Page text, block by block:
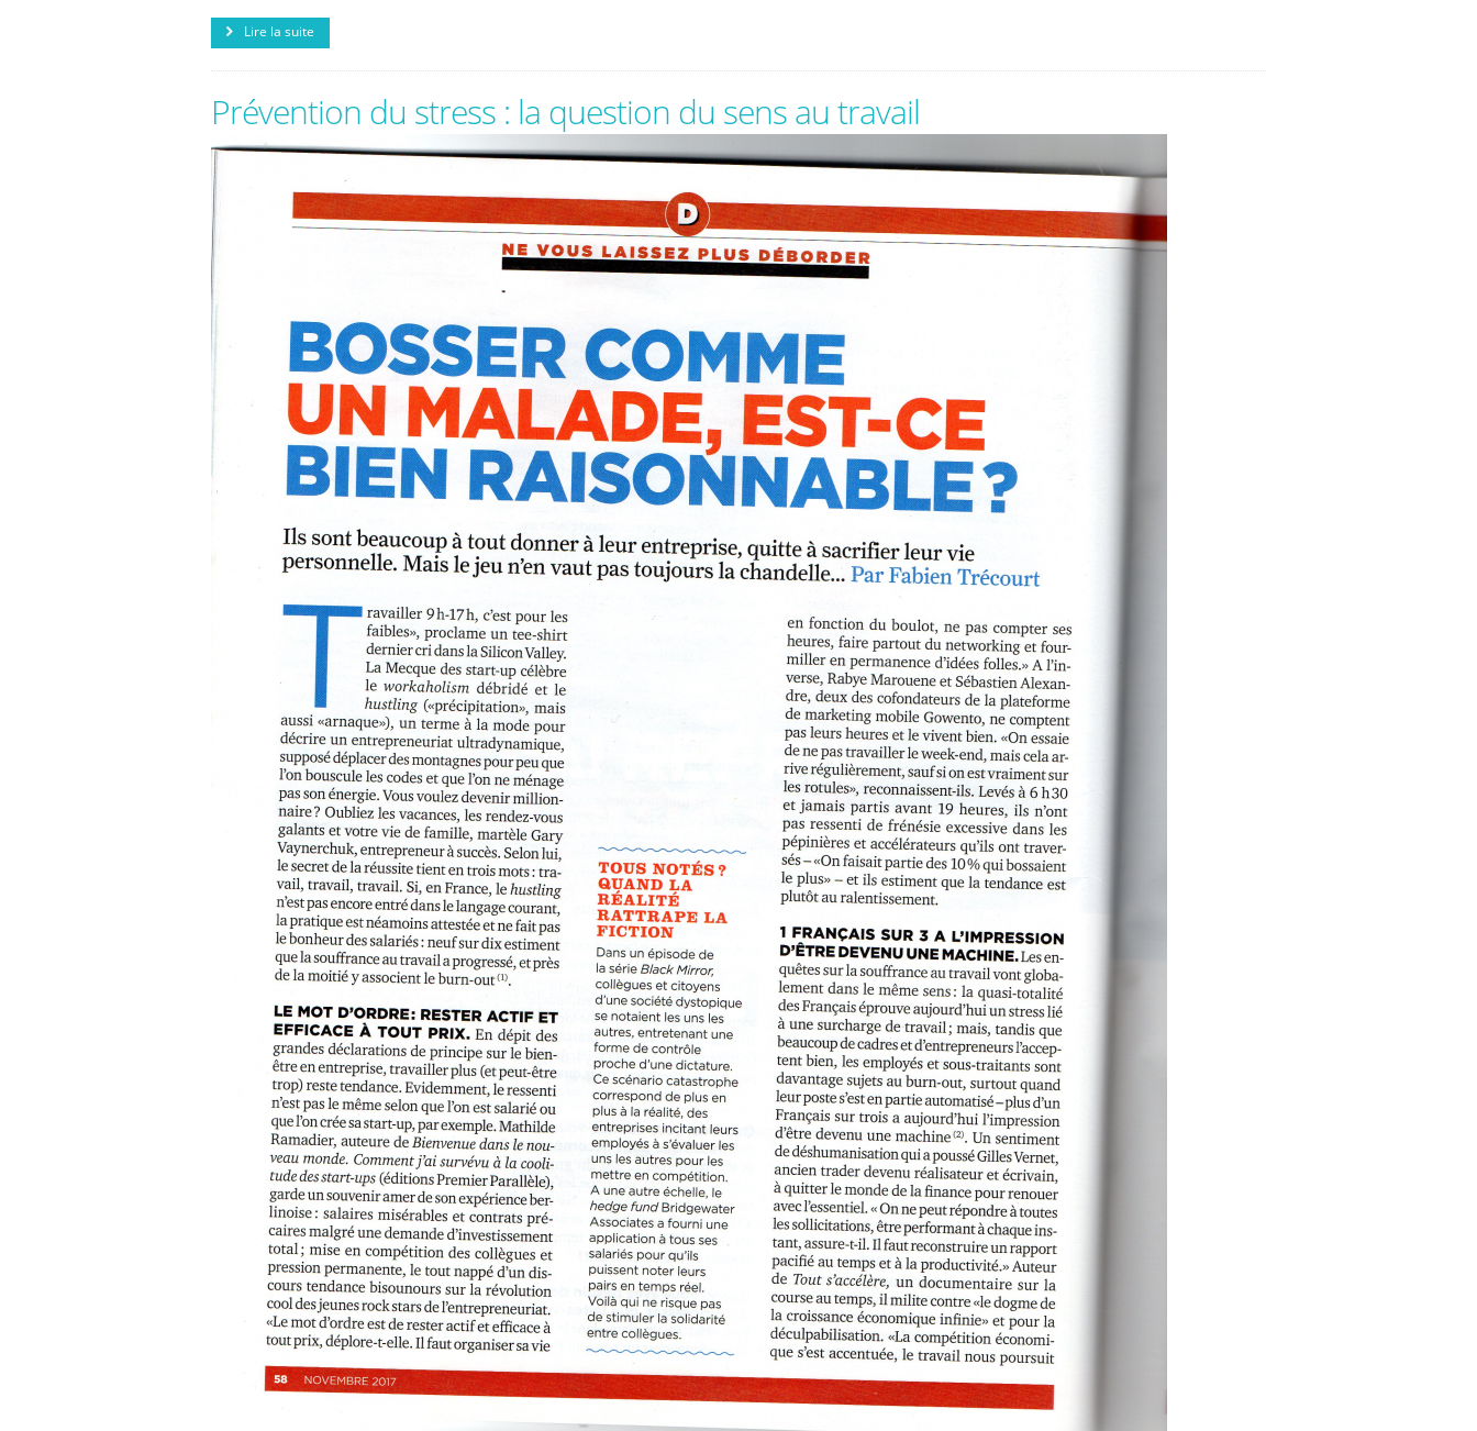
Lire la suite
Prévention du stress : la question du sens au travail